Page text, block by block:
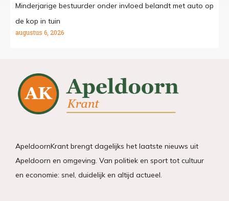
Minderjarige bestuurder onder invloed belandt met auto op
de kop in tuin
augustus 6, 2026
ApeldoornKrant brengt dagelijks het laatste nieuws uit
Apeldoorn en omgeving. Van politiek en sport tot cultuur
en economie: snel, duidelijk en altijd actueel.